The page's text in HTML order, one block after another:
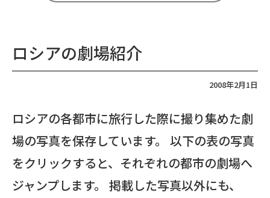
ロシアの劇場紹介
2008年2月1日
ロシアの各都市に旅行した際に撮り集めた劇
場の写真を保存しています。 以下の表の写真
をクリックすると、それぞれの都市の劇場へ
ジャンプします。 掲載した写真以外にも、